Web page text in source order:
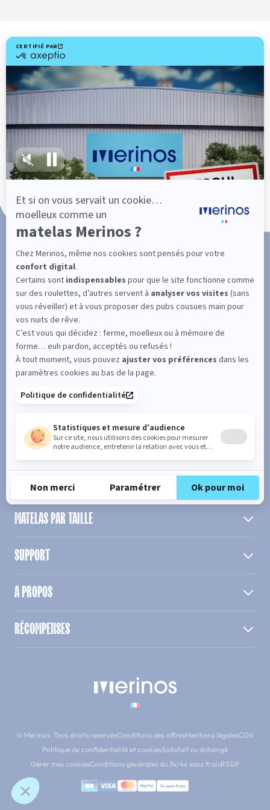
Livraison gratuite
Fabrication Française
101 nuits d'essai*
Paiement en 3x ou 4x sans frais
SUIVEZ L'ACTUALITÉ DE MERINOS !
Entrez votre adresse email
S'inscrire
En cochant cette case, vous confirmez avoir plus de 16 ans et
acceptez de recevoir notre Newsletter incluant des informations
concernant les offres, services, produits ou évènements de Bultex
conformément à
notre politique de protection des données personnelles.
PRODUIT
MATELAS PAR TAILLE
SUPPORT
A PROPOS
RÉCOMPENSES
© Merinos. Tous droits reservésConditions des offresMentions légalesCGV
Politique de confidentialité et cookiesSatisfait ou échangé
Gérer mes cookiesConditions générales du 3x/4x sans fraisRSGP